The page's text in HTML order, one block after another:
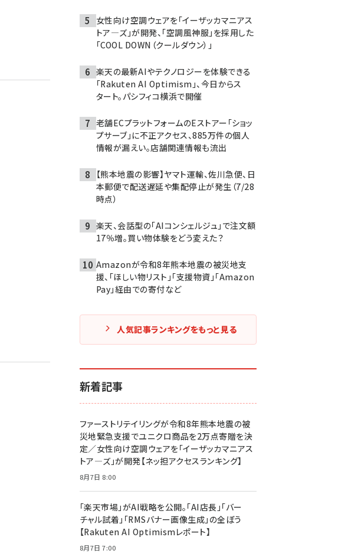
女性向け空調ウェアを「イーザッカマニアス
トア―ズ」が開発、「空調風神服」を採用した
「COOL DOWN（クールダウン）」
楽天の最新AIやテクノロジーを体験できる
「Rakuten AI Optimism」、今日からス
タート。パシフィコ横浜で開催
老舗ECプラットフォームのEストアー「ショッ
プサーブ」に不正アクセス、885万件の個人
情報が漏えい。店舗関連情報も流出
【熊本地震の影響】ヤマト運輸、佐川急便、日
本郵便で配送遅延や集配停止が発生（7/28
時点）
楽天、会話型の「AIコンシェルジュ」で注文額
17％増。買い物体験をどう変えた？
Amazonが令和8年熊本地震の被災地支
援、「ほしい物リスト」「支援物資」「Amazon
Pay」経由での寄付など
人気記事ランキングをもっと見る
新着記事
ファーストリテイリングが令和8年熊本地震の被
災地緊急支援でユニクロ商品を2万点寄贈を決
定／女性向け空調ウェアを「イーザッカマニアス
トア―ズ」が開発【ネッ担アクセスランキング】
8月7日 8:00
「楽天市場」がAI戦略を公開。「AI店長」「バー
チャル試着」「RMSバナー画像生成」の全ぼう
【Rakuten AI Optimismレポート】
8月7日 7:00